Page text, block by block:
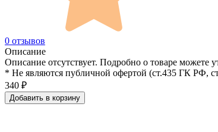
0 отзывов
Описание
Описание отсутствует. Подробно о товаре можете
* Не являются публичной офертой (ст.435 ГК РФ,
340 ₽
Добавить в корзину